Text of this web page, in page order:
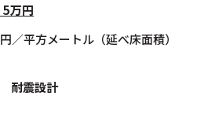
万円
／平方メートル（延べ床面積）
耐震設計